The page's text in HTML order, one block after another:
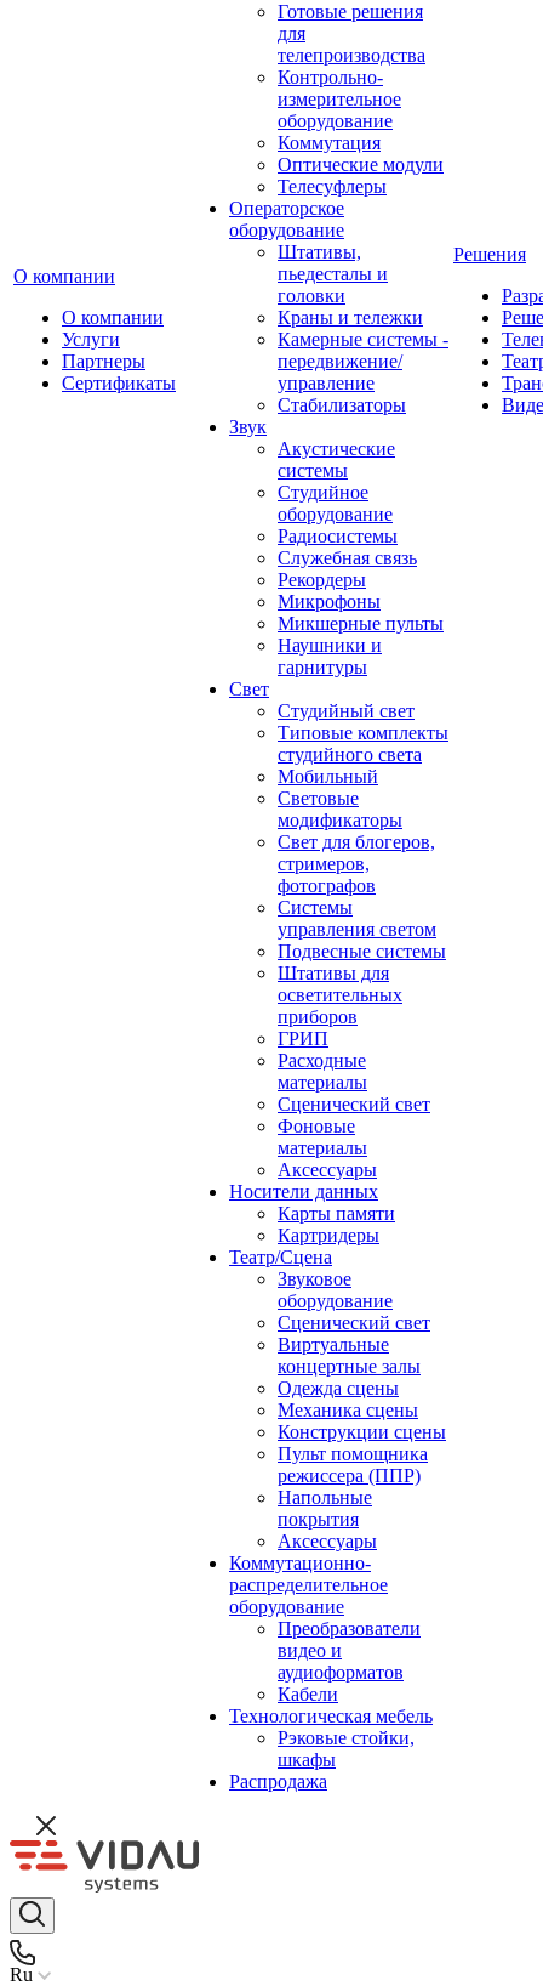
О компании
О компании
Услуги
Партнеры
Сертификаты
Готовые решения
для
телепроизводства
Контрольно-
измерительное
оборудование
Коммутация
Оптические модули
Телесуфлеры
Операторское
оборудование
Штативы,
пьедесталы и
головки
Краны и тележки
Камерные системы -
передвижение/
управление
Стабилизаторы
Звук
Акустические
системы
Студийное
оборудование
Радиосистемы
Служебная связь
Рекордеры
Микрофоны
Микшерные пульты
Наушники и
гарнитуры
Свет
Студийный свет
Типовые комплекты
студийного света
Мобильный
Световые
модификаторы
Свет для блогеров,
стримеров,
фотографов
Системы
управления светом
Подвесные системы
Штативы для
осветительных
приборов
ГРИП
Расходные
материалы
Сценический свет
Фоновые
материалы
Аксессуары
Носители данных
Карты памяти
Картридеры
Театр/Сцена
Звуковое
оборудование
Сценический свет
Виртуальные
концертные залы
Одежда сцены
Механика сцены
Конструкции сцены
Пульт помощника
режиссера (ППР)
Напольные
покрытия
Аксессуары
Коммутационно-
распределительное
оборудование
Преобразователи
видео и
аудиоформатов
Кабели
Технологическая мебель
Рэковые стойки,
шкафы
Распродажа
Решения
Ru